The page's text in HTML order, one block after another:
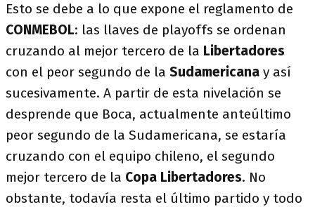
Esto se debe a lo que expone el reglamento de
CONMEBOL: las llaves de playoffs se ordenan
cruzando al mejor tercero de la Libertadores
con el peor segundo de la Sudamericana y así
sucesivamente. A partir de esta nivelación se
desprende que Boca, actualmente anteúltimo
peor segundo de la Sudamericana, se estaría
cruzando con el equipo chileno, el segundo
mejor tercero de la Copa Libertadores. No
obstante, todavía resta el último partido y todo